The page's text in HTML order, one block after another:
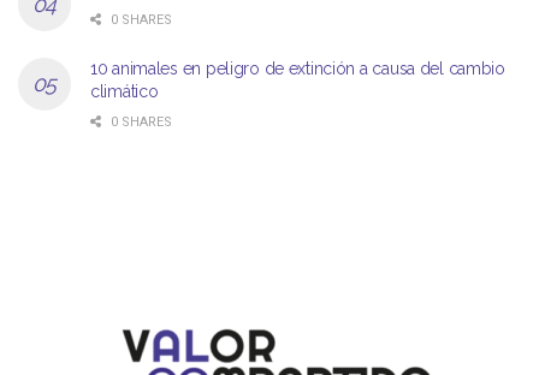
0 SHARES
10 animales en peligro de extinción a causa del cambio
climático
0 SHARES